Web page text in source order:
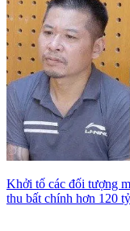
Khởi tố các đối tượng
thu bất chính hơn 120